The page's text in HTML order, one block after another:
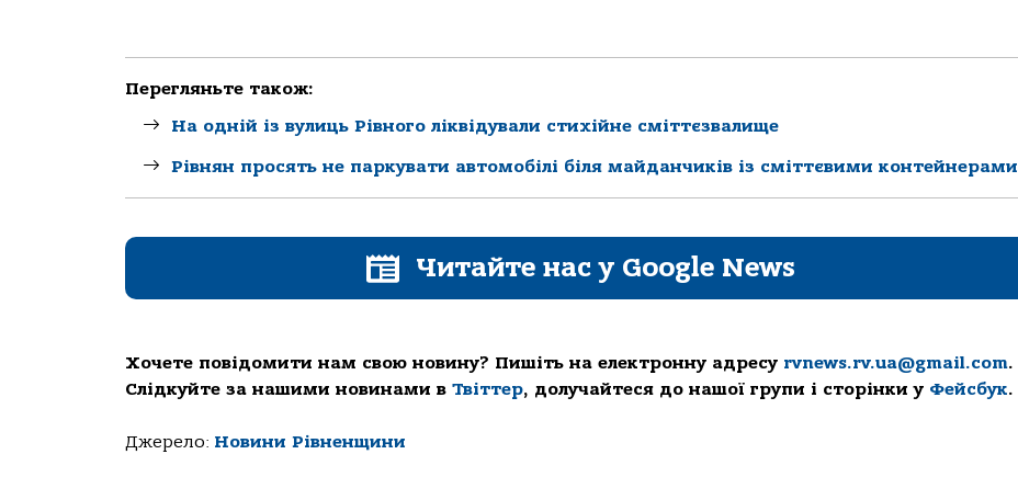
Перегляньте також:
На одній із вулиць Рівного ліквідували стихійне сміттєзвалище
Рівнян просять не паркувати автомобілі біля майданчиків із сміттєвими контейнерами
Читайте нас у Google News
Хочете повідомити нам свою новину? Пишіть на електронну адресу rvnews.rv.ua@gmail.com.
Слідкуйте за нашими новинами в Твіттер, долучайтеся до нашої групи і сторінки у Фейсбук.
Джерело: Новини Рівненщини